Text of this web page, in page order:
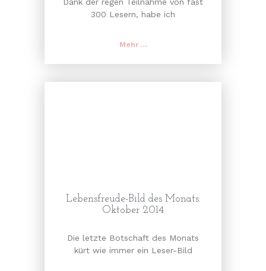
Dank der regen Teilnahme von fast
300 Lesern, habe ich
Mehr ...
Lebensfreude-Bild des Monats:
Oktober 2014
Die letzte Botschaft des Monats
kürt wie immer ein Leser-Bild